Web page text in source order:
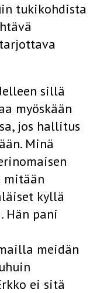
tukikohdista
sillä
myöskään
jos hallitus
Minä
mitään
kyllä
Hän pani
meidän
ei sitä